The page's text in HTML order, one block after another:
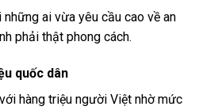
ai vừa yêu cầu cao về an
phải thật phong cách.
quốc dân
hàng triệu người Việt nhờ mức